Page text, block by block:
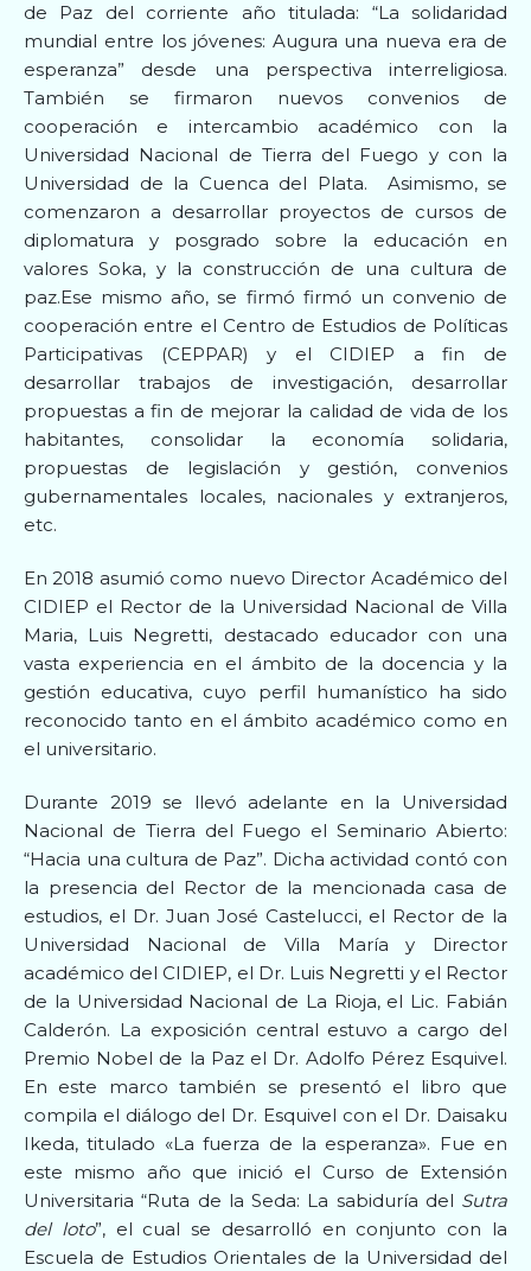
de Paz del corriente año titulada: “La solidaridad
mundial entre los jóvenes: Augura una nueva era de
esperanza” desde una perspectiva interreligiosa.
También se firmaron nuevos convenios de
cooperación e intercambio académico con la
Universidad Nacional de Tierra del Fuego y con la
Universidad de la Cuenca del Plata. Asimismo, se
comenzaron a desarrollar proyectos de cursos de
diplomatura y posgrado sobre la educación en
valores Soka, y la construcción de una cultura de
paz.Ese mismo año, se firmó firmó un convenio de
cooperación entre el Centro de Estudios de Políticas
Participativas (CEPPAR) y el CIDIEP a fin de
desarrollar trabajos de investigación, desarrollar
propuestas a fin de mejorar la calidad de vida de los
habitantes, consolidar la economía solidaria,
propuestas de legislación y gestión, convenios
gubernamentales locales, nacionales y extranjeros,
etc.
En 2018 asumió como nuevo Director Académico del
CIDIEP el Rector de la Universidad Nacional de Villa
Maria, Luis Negretti, destacado educador con una
vasta experiencia en el ámbito de la docencia y la
gestión educativa, cuyo perfil humanístico ha sido
reconocido tanto en el ámbito académico como en
el universitario.
Durante 2019 se llevó adelante en la Universidad
Nacional de Tierra del Fuego el Seminario Abierto:
“Hacia una cultura de Paz”. Dicha actividad contó con
la presencia del Rector de la mencionada casa de
estudios, el Dr. Juan José Castelucci, el Rector de la
Universidad Nacional de Villa María y Director
académico del CIDIEP, el Dr. Luis Negretti y el Rector
de la Universidad Nacional de La Rioja, el Lic. Fabián
Calderón. La exposición central estuvo a cargo del
Premio Nobel de la Paz el Dr. Adolfo Pérez Esquivel.
En este marco también se presentó el libro que
compila el diálogo del Dr. Esquivel con el Dr. Daisaku
Ikeda, titulado «La fuerza de la esperanza». Fue en
este mismo año que inició el Curso de Extensión
Universitaria “Ruta de la Seda: La sabiduría del Sutra
del loto”, el cual se desarrolló en conjunto con la
Escuela de Estudios Orientales de la Universidad del